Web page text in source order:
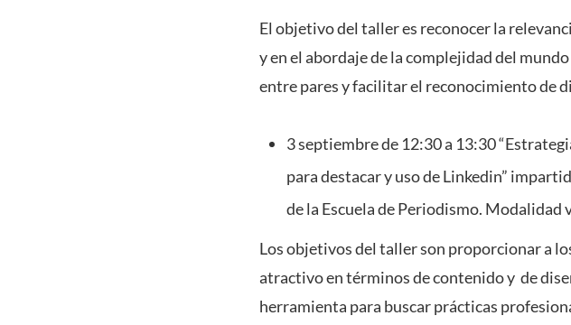
El objetivo del taller es reconocer la
y en el abordaje de la complejidad del
entre pares y facilitar el reconocimiento de
3 septiembre de 12:30 a 13:30
para destacar y uso de Linkedin”
de la Escuela de Periodismo. Modalidad
Los objetivos del taller son proporcionar a
atractivo en términos de contenido y de
herramienta para buscar prácticas